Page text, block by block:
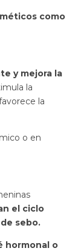
como
y mejora la
la
la
o en
el ciclo
sebo.
hormonal o